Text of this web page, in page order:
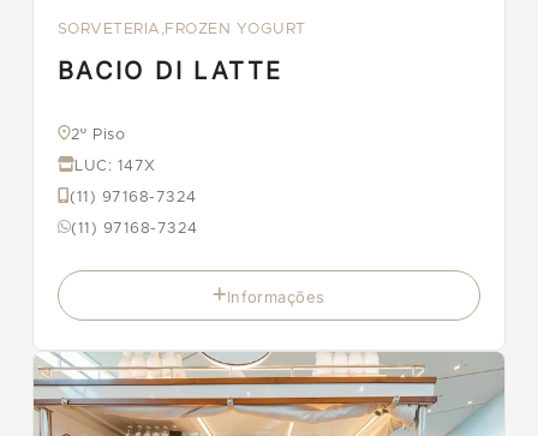
SORVETERIA,FROZEN YOGURT
BACIO DI LATTE
2º Piso
LUC: 147X
(11) 97168-7324
(11) 97168-7324
Informações